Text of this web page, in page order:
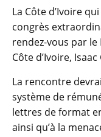
La Côte d’Ivoire
congrès
rendez-vous par
Côte d’Ivoire,
La rencontre
système de
lettres de format
ainsi qu’à la